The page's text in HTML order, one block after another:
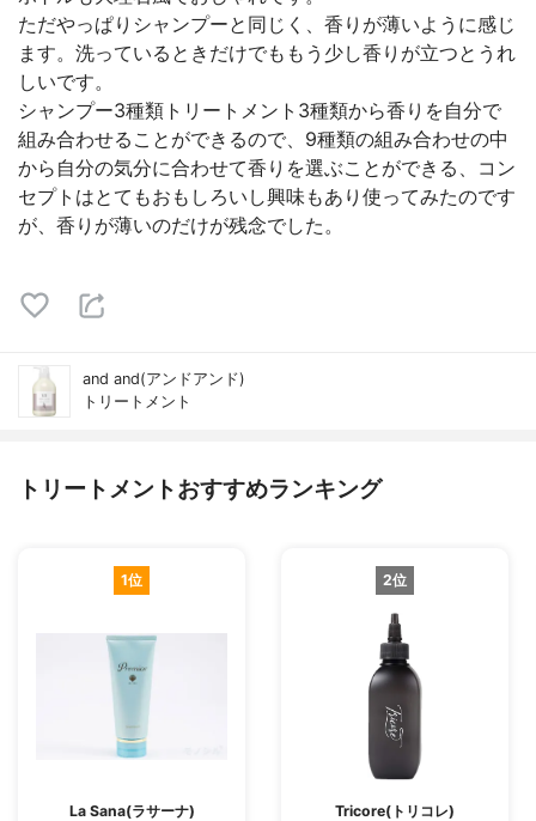
ただやっぱりシャンプーと同じく、香りが薄いように感じ
ます。洗っているときだけでももう少し香りが立つとうれ
しいです。
シャンプー3種類トリートメント3種類から香りを自分で
組み合わせることができるので、9種類の組み合わせの中
から自分の気分に合わせて香りを選ぶことができる、コン
セプトはとてもおもしろいし興味もあり使ってみたのです
が、香りが薄いのだけが残念でした。
and and(アンドアンド)
トリートメント
トリートメントおすすめランキング
1位
La Sana(ラサーナ)
2位
Tricore(トリコレ)